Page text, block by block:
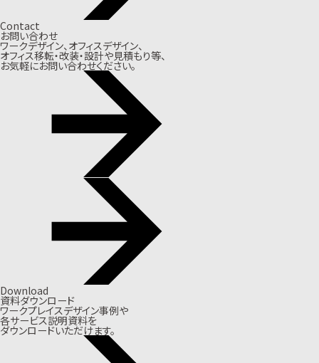
Contact
お問い合わせ
ワークデザイン、オフィスデザイン、
オフィス移転・改装・設計や見積もり等、
お気軽にお問い合わせください。
Download
資料ダウンロード
ワークプレイスデザイン事例や
各サービス説明資料を
ダウンロードいただけます。